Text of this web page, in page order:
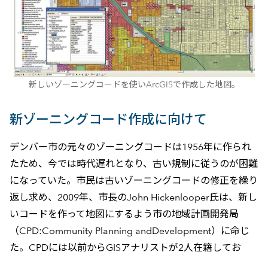
新しいゾーニングコードを使いArcGISで作成した地図。
新ゾーニングコード作成に向けて
デンバー市の元々のゾーニングコードは1956年に作られ
たため、今では時代遅れとなり、古い規制に従うのが困難
になっていた。市民は古いゾーニングコードの修正を繰り
返し求め、2009年、市長のJohn Hickenlooper氏は、新し
いコードを作って地図にするよう市の地域計画開発局
（CPD:Community Planning andDevelopment）に命じ
た。CPDには以前からGISアナリストが2人在籍してお